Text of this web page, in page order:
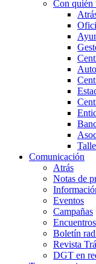
Con quién
Comunicación
Atrás
Notas de
Eventos
Campañas
Boletín
Revista
DGT en